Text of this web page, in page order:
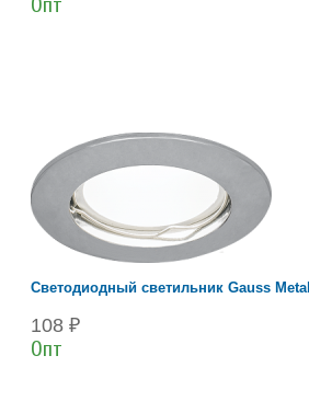
Опт
Светодиодный светильник Gauss
108 ₽
Опт